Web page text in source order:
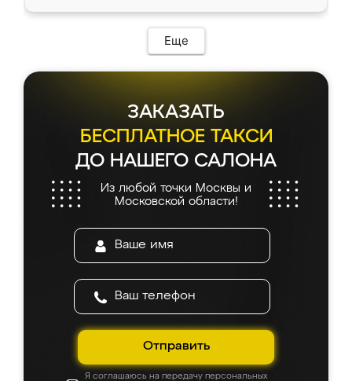
мебель сразу встала на свое место без
каких-либо доработок. Качеством осталась
довольна, все выглядит так, как и ожидала.
Еще
ЗАКАЗАТЬ
БЕСПЛАТНОЕ ТАКСИ
ДО НАШЕГО САЛОНА
Из любой точки Москвы и
Московской области!
Отправить
Я соглашаюсь на передачу персональных